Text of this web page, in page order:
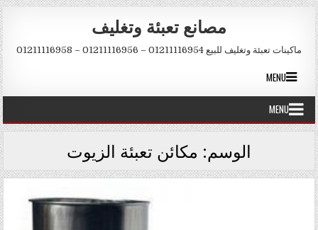
Skip to content
مصانع تعبئة وتغليف
ماكينات تعبئة وتغليف للبيع 01211116954 – 01211116956 – 01211116958
MENU
MENU
الوسم: مكائن تعبئة الزيوت